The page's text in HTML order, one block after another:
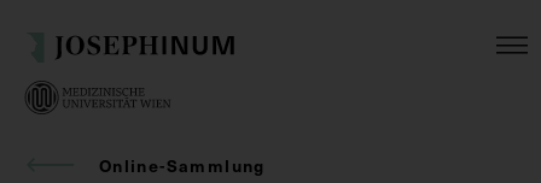
Online-Sammlung